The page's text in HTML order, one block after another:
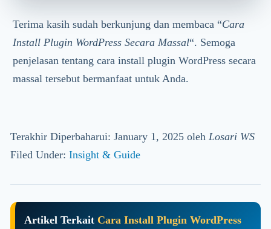
Terima kasih sudah berkunjung dan membaca “Cara
Install Plugin WordPress Secara Massal“. Semoga
penjelasan tentang cara install plugin WordPress secara
massal tersebut bermanfaat untuk Anda.
Terakhir Diperbaharui: January 1, 2025oleh Losari WS
Filed Under: Insight & Guide
Artikel Terkait Cara Install Plugin WordPress